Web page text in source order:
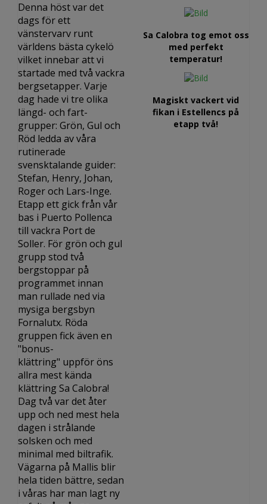
Denna höst var det
dags för ett
vänstervarv runt
världens bästa cykelö
vilket innebar att vi
startade med två vackra
bergsetapper. Varje
dag hade vi tre olika
längd- och fart-
grupper: Grön, Gul och
Röd ledda av våra
rutinerade
svensktalande guider:
Stefan, Henry, Johan,
Roger och Lars-Inge.
Etapp ett gick från vår
bas i Puerto Pollenca
till vackra Port de
Soller. För grön och gul
grupp stod två
bergstoppar på
programmet innan
man rullade ned via
mysiga bergsbyn
Fornalutx. Röda
gruppen fick även en
"bonus-
klättring" uppför öns
allra mest kända
klättring Sa Calobra!
Dag två var det åter
upp och ned mest hela
dagen i strålande
solsken och med
minimal med biltrafik.
Vägarna på Mallis blir
hela tiden bättre, sedan
i våras har man lagt ny
Sa Calobra tog emot oss
med perfekt
temperatur!
Magiskt vackert vid
fikan i Estellencs på
etapp två!